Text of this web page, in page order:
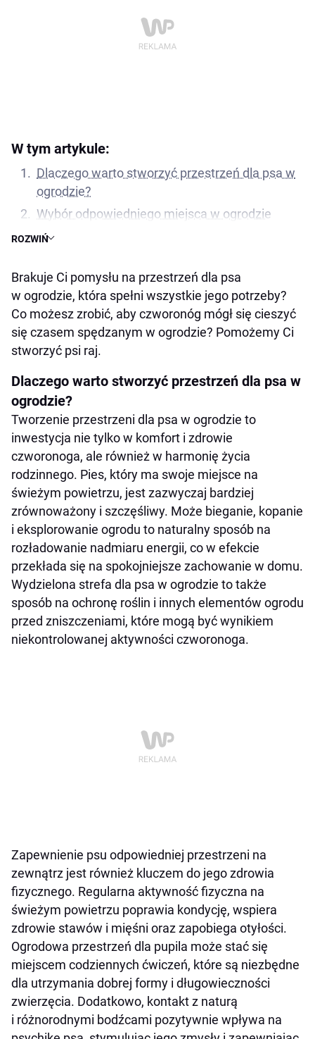
W tym artykule:
ROZWIŃ
Dlaczego warto stworzyć przestrzeń dla psa w
ogrodzie?
Wybór odpowiedniego miejsca w ogrodzie
Elementy wyposażenia idealnego miejsca dla
Jak urządzić kącik dla psa w ogrodzie? 3
ciekawe propozycje.
Przytulna budka dla psa
Strefa zabawy
Strefy zabaw dla psa – pomysły i inspiracje
Jak zapewnić psu bezpieczeństwo w ogrodzie?
Aby zapewnić psu bezpieczeństwo w ogrodzie,
warto pamiętać o takich kwestiach jak:
Jak zadbać o komfort psa w ogrodzie?
Utrzymanie czystości w psim miejscu
Kącik dla psa w ogrodzie – pomysły
Kącik dla psa w ogrodzie
Brakuje Ci pomysłu na przestrzeń dla psa
w ogrodzie, która spełni wszystkie jego potrzeby?
Co możesz zrobić, aby czworonóg mógł się cieszyć
się czasem spędzanym w ogrodzie? Pomożemy Ci
stworzyć psi raj.
Dlaczego warto stworzyć przestrzeń dla psa w
ogrodzie?
Tworzenie przestrzeni dla psa w ogrodzie to
inwestycja nie tylko w komfort i zdrowie
czworonoga, ale również w harmonię życia
rodzinnego. Pies, który ma swoje miejsce na
świeżym powietrzu, jest zazwyczaj bardziej
zrównoważony i szczęśliwy. Może bieganie, kopanie
i eksplorowanie ogrodu to naturalny sposób na
rozładowanie nadmiaru energii, co w efekcie
przekłada się na spokojniejsze zachowanie w domu.
Wydzielona strefa dla psa w ogrodzie to także
sposób na ochronę roślin i innych elementów ogrodu
przed zniszczeniami, które mogą być wynikiem
niekontrolowanej aktywności czworonoga.
Zapewnienie psu odpowiedniej przestrzeni na
zewnątrz jest również kluczem do jego zdrowia
fizycznego. Regularna aktywność fizyczna na
świeżym powietrzu poprawia kondycję, wspiera
zdrowie stawów i mięśni oraz zapobiega otyłości.
Ogrodowa przestrzeń dla pupila może stać się
miejscem codziennych ćwiczeń, które są niezbędne
dla utrzymania dobrej formy i długowieczności
zwierzęcia. Dodatkowo, kontakt z naturą
i różnorodnymi bodźcami pozytywnie wpływa na